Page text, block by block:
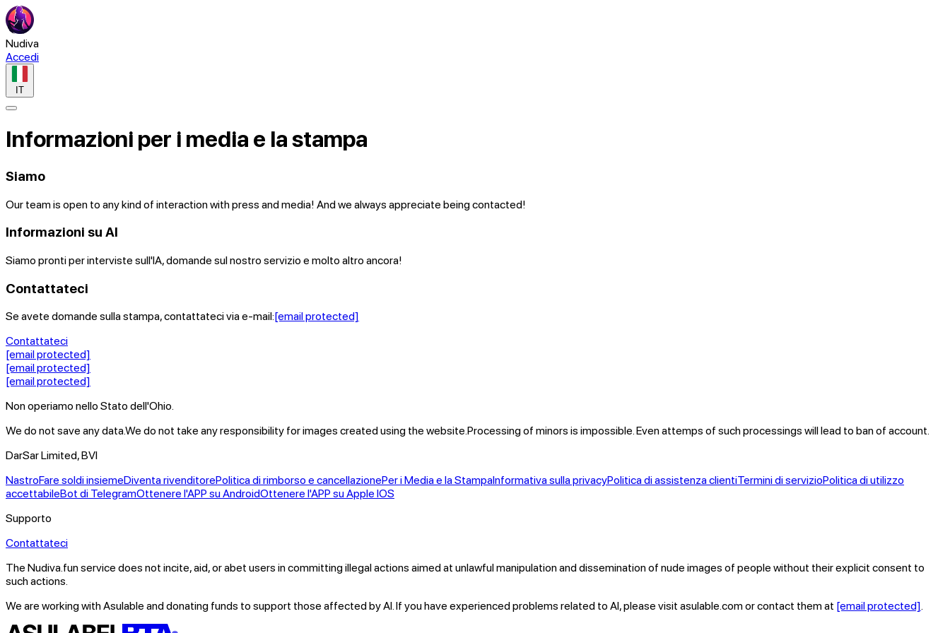
Nudiva
Accedi
IT
Informazioni per i media e la stampa
Siamo
Our team is open to any kind of interaction with press and media! And we always appreciate being contacted!
Informazioni su AI
Siamo pronti per interviste sull'IA, domande sul nostro servizio e molto altro ancora!
Contattateci
Se avete domande sulla stampa, contattateci via e-mail:[email protected]
Contattateci
[email protected]
[email protected]
[email protected]
Non operiamo nello Stato dell'Ohio.
We do not save any data.We do not take any responsibility for images created using the website.Processing of minors is impossible. Even attemps of such processings will lead to ban of account.
DarSar Limited, BVI
NastroFare soldi insiemeDiventa rivenditorePolitica di rimborso e cancellazionePer i Media e la StampaInformativa sulla privacyPolitica di assistenza clientiTermini di servizioPolitica di utilizzo
accettabileBot di TelegramOttenere l'APP su AndroidOttenere l'APP su Apple IOS
Supporto
Contattateci
The Nudiva.fun service does not incite, aid, or abet users in committing illegal actions aimed at unlawful manipulation and dissemination of nude images of people without their explicit consent to
such actions.
We are working with Asulable and donating funds to support those affected by AI. If you have experienced problems related to AI, please visit asulable.com or contact them at [email protected].